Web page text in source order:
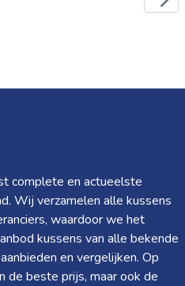
complete en actueelste
Wij verzamelen alle kussens
waardoor we het
kussens van alle bekende
en vergelijken. Op
de beste prijs, maar ook de